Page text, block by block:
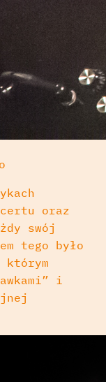
oraz
swój
tego było
którym
i